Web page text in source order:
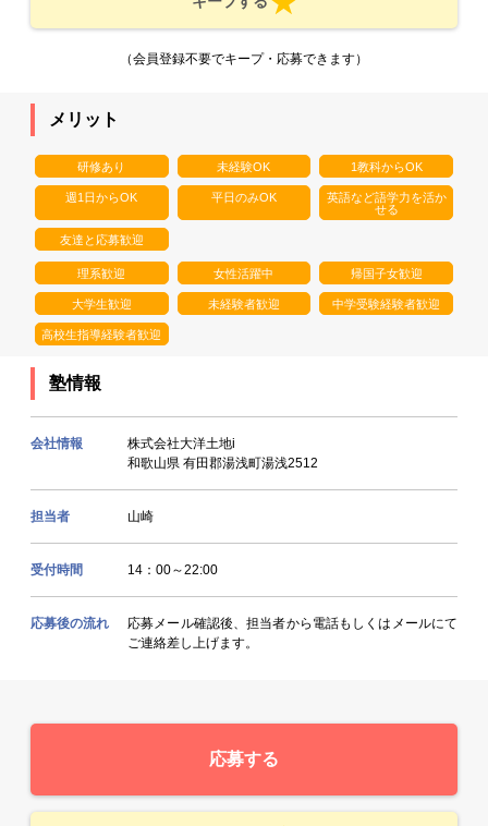
（会員登録不要でキープ・応募できます）
メリット
研修あり 未経験OK 1教科からOK
週1日からOK 平日のみOK
英語など語学力を活か
せる
友達と応募歓迎
理系歓迎 女性活躍中 帰国子女歓迎
大学生歓迎 未経験者歓迎 中学受験経験者歓迎
高校生指導経験者歓迎
塾情報
会社情報
株式会社大洋土地i
和歌山県 有田郡湯浅町湯浅2512
担当者 山崎
受付時間 14：00～22:00
応募後の流れ
応募メール確認後、担当者から電話もしくはメールにて
ご連絡差し上げます。
応募する